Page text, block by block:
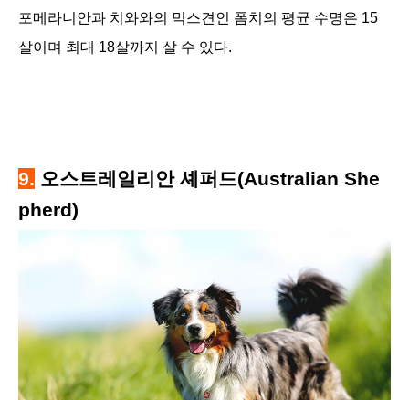
포메라니안과 치와와의 믹스견인 폼치의 평균 수명은 15
살이며 최대 18살까지 살 수 있다.
9. 오스트레일리안 셰퍼드(Australian She
pherd)